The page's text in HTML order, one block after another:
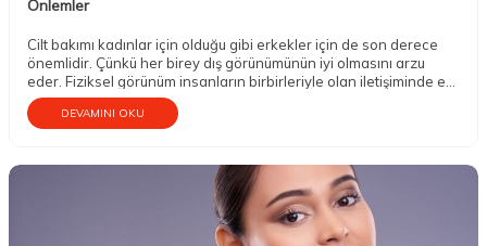
Önlemler
Cilt bakımı kadınlar için olduğu gibi erkekler için de son derece
önemlidir. Çünkü her birey dış görünümünün iyi olmasını arzu
eder. Fiziksel görünüm insanların birbirleriyle olan iletişiminde en
fazla dikkat çeken unsur olduğu için kişisel bakıma değer verilir.
DEVAMINI OKU